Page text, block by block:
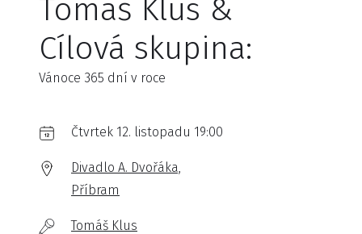
Tomáš Klus &
Cílová skupina:
Vánoce 365 dní v roce
Čtvrtek 12. listopadu 19:00
Divadlo A. Dvořáka,
Příbram
Tomáš Klus